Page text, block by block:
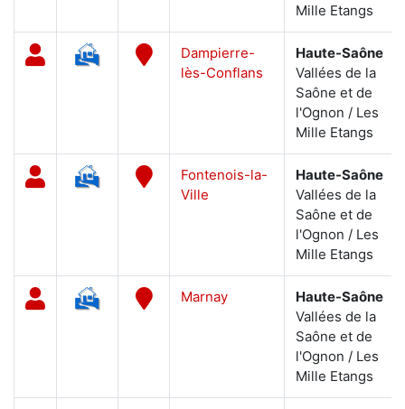
Mille Etangs
Dampierre-
lès-Conflans
Haute-Saône
Vallées de la
Saône et de
l'Ognon / Les
Mille Etangs
Fontenois-la-
Ville
Haute-Saône
Vallées de la
Saône et de
l'Ognon / Les
Mille Etangs
Marnay
Haute-Saône
Vallées de la
Saône et de
l'Ognon / Les
Mille Etangs